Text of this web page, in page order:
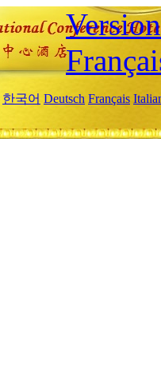
한국어 Deutsch Français